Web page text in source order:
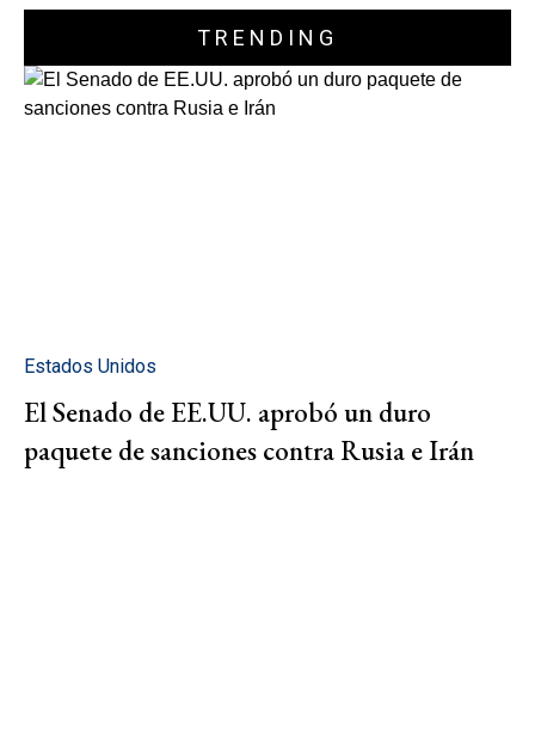
TRENDING
Estados Unidos
El Senado de EE.UU. aprobó un duro
paquete de sanciones contra Rusia e Irán